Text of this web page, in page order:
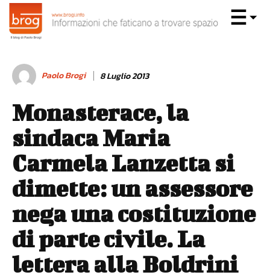
Paolo Brogi 8 Luglio 2013
Monasterace, la
sindaca Maria
Carmela Lanzetta si
dimette: un assessore
nega una costituzione
di parte civile. La
lettera alla Boldrini